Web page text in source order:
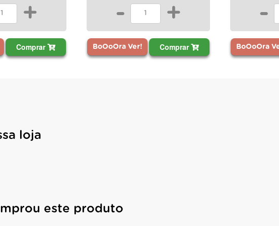
+
Comprar
- +
BoOoOra Ver! Comprar
-
BoOoOra
loja
este produto